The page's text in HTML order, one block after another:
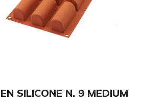
SILICONE N. 9 MEDIUM